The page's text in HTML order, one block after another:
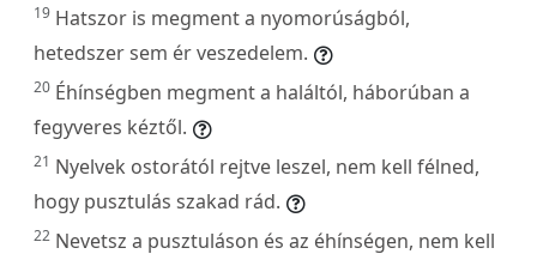
19 Hatszor is megment a nyomorúságból,
hetedszer sem ér veszedelem.
20 Éhínségben megment a haláltól, háborúban a
fegyveres kéztől.
21 Nyelvek ostorától rejtve leszel, nem kell félned,
hogy pusztulás szakad rád.
22 Nevetsz a pusztuláson és az éhínségen, nem kell